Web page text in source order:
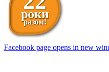
роки
разом!
Facebook page opens in new